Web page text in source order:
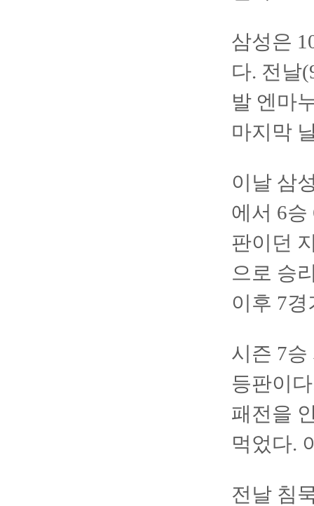
삼성은
다. 전날
발 엔마
마지막
이날 삼
에서 6승
판이던
으로 승
이후 7
시즌 7
등판이
패전을
먹었다.
전날 침